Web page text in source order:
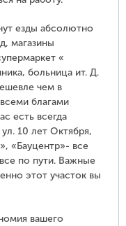
езды абсолютно
магазины
«
больница ит. Д.
чем в
благами
есть всегда
10 лет Октября,
«Бауцентр»- все
по пути. Важные
этот участок вы
вашего